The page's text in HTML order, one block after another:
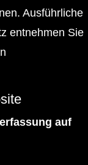
Ausführliche
entnehmen Sie
auf